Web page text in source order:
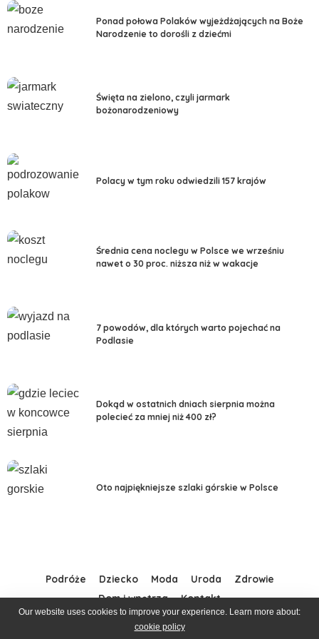
Ponad połowa Polaków wyjeżdżających na Boże
Narodzenie to dorośli z dziećmi
Święta na zielono, czyli jarmark
bożonarodzeniowy
Polacy w tym roku odwiedzili 157 krajów
Średnia cena noclegu w Polsce we wrześniu
nawet o 30 proc. niższa niż w wakacje
7 powodów, dla których warto pojechać na
Podlasie
Dokąd w ostatnich dniach sierpnia można
polecieć za mniej niż 400 zł?
Oto najpiękniejsze szlaki górskie w Polsce
Podróże Dziecko Moda Uroda
Zdrowie
Dom i wnętrza
Kontakt
Our website uses cookies to improve your experience. Learn more about:
cookie policy